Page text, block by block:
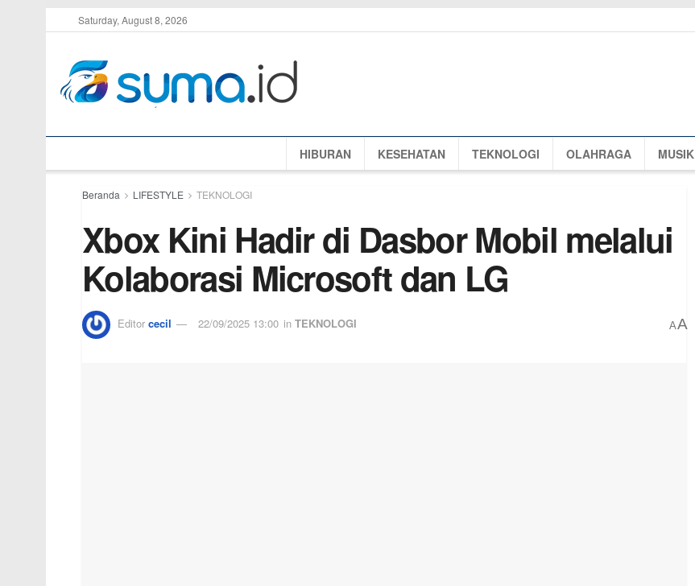
Saturday, August 8, 2026
HIBURAN KESEHATAN TEKNOLOGI OLAHRAGA MUSIK
Beranda LIFESTYLE TEKNOLOGI
Xbox Kini Hadir di Dasbor Mobil melalui
Kolaborasi Microsoft dan LG
Editor cecil 22/09/2025 13:00 in TEKNOLOGI AA